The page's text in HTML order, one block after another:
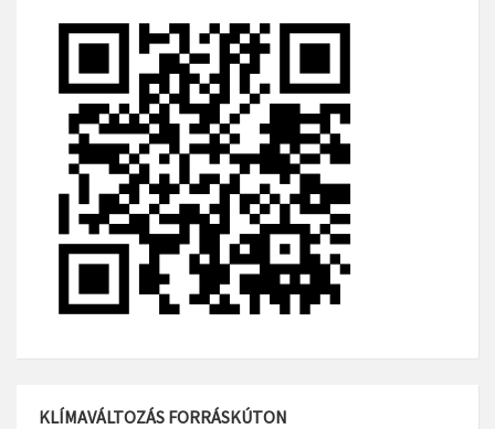
KLÍMAVÁLTOZÁS FORRÁSKÚTON